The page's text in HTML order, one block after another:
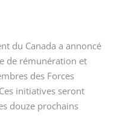
du Canada a annoncé
de rémunération et
des Forces
initiatives seront
douze prochains